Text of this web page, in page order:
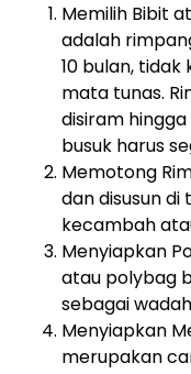
Memilih Bibit
adalah
10 bulan,
mata tunas.
disiram
busuk harus
Memotong
dan disusun
kecambah
Menyiapkan
atau polybag
sebagai
Menyiapkan
merupakan